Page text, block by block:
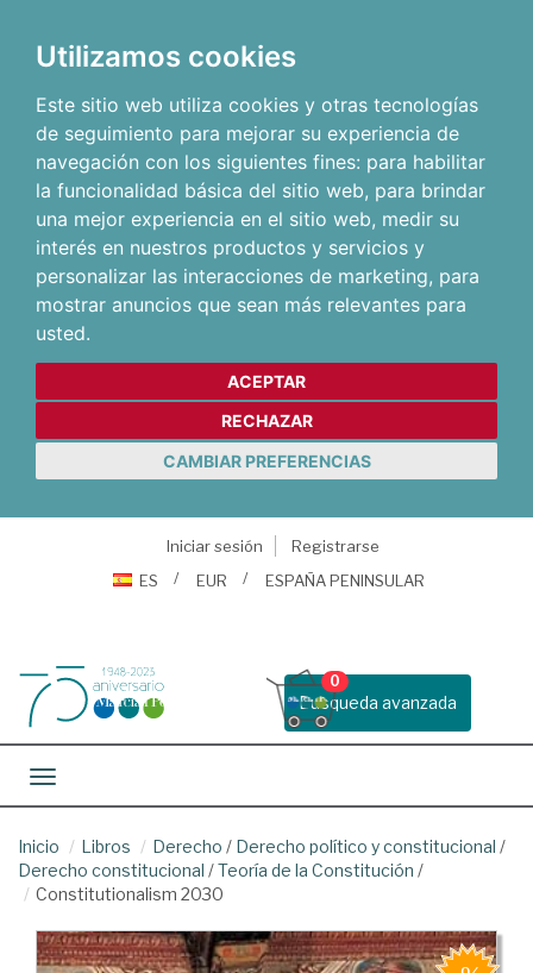
Utilizamos cookies
Este sitio web utiliza cookies y otras tecnologías
de seguimiento para mejorar su experiencia de
navegación con los siguientes fines: para habilitar
la funcionalidad básica del sitio web, para brindar
una mejor experiencia en el sitio web, medir su
interés en nuestros productos y servicios y
personalizar las interacciones de marketing, para
mostrar anuncios que sean más relevantes para
usted.
ACEPTAR
RECHAZAR
CAMBIAR PREFERENCIAS
Iniciar sesión
Registrarse
ES
EUR ESPAÑA PENINSULAR
Busqueda avanzada
0
Toggle navigation
Inicio Libros Derecho / Derecho político y constitucional /
Derecho constitucional /Teoría de la Constitución /
Constitutionalism 2030